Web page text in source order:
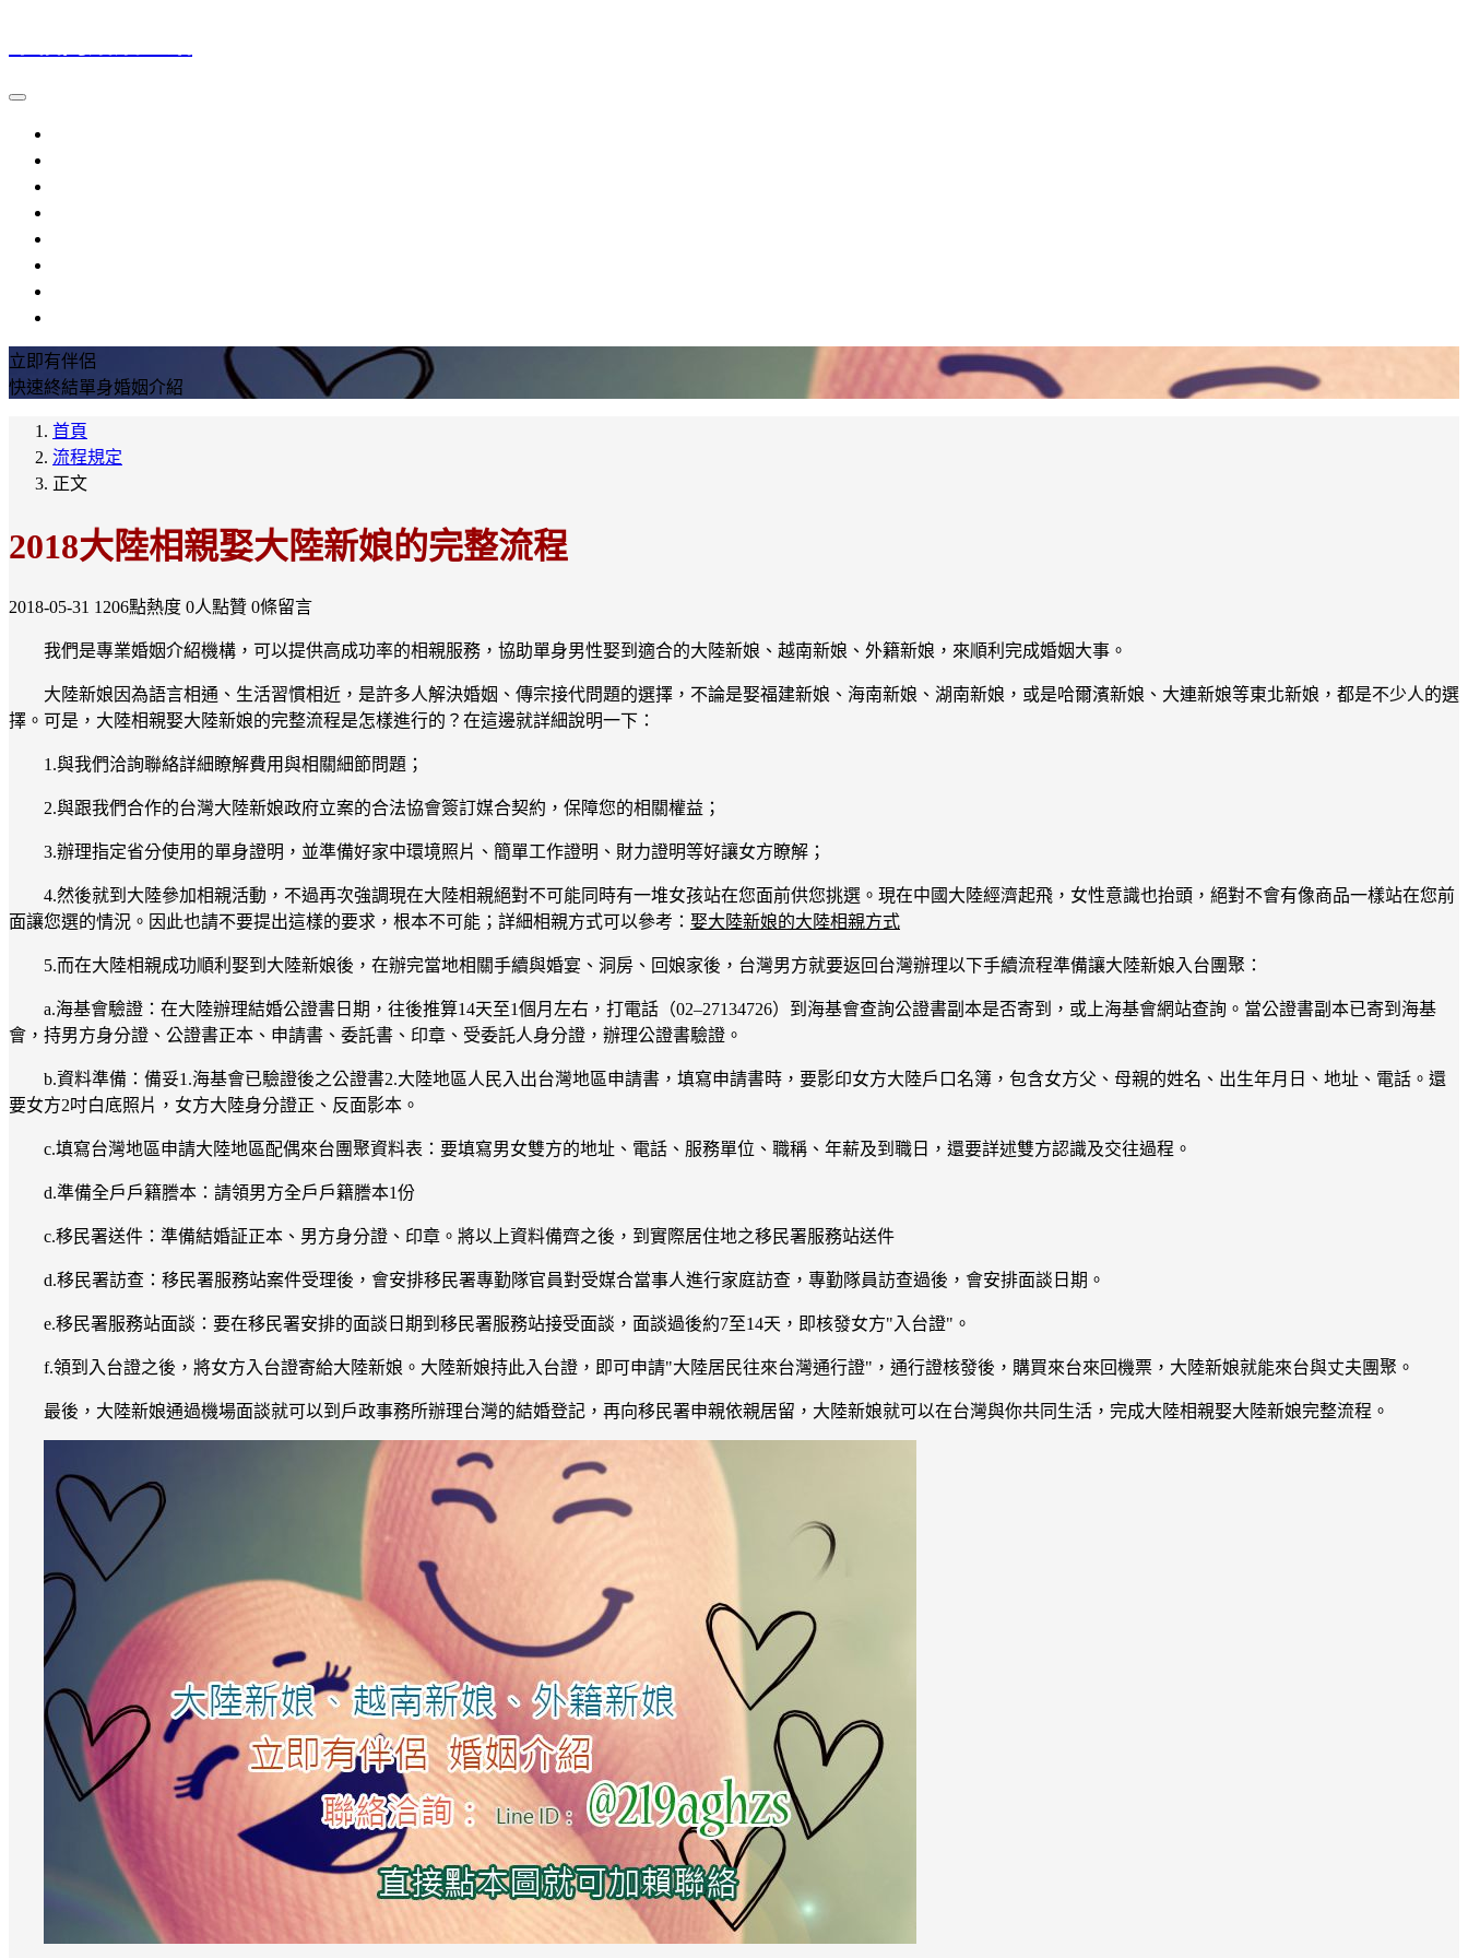
立即有伴侶
快速終結單身婚姻介紹
首頁
流程規定
正文
2018大陸相親娶大陸新娘的完整流程
2018-05-31 1206點熱度 0人點贊 0條留言
我們是專業婚姻介紹機構，可以提供高成功率的相親服務，協助單身男性娶到適合的大陸新娘、越南新娘、外籍新娘，來順利完成婚姻大事。
大陸新娘因為語言相通、生活習慣相近，是許多人解決婚姻、傳宗接代問題的選擇，不論是娶福建新娘、海南新娘、湖南新娘，或是哈爾濱新娘、大連新娘等東北新娘，都是不少人的選
擇。可是，大陸相親娶大陸新娘的完整流程是怎樣進行的？在這邊就詳細說明一下：
1.與我們洽詢聯絡詳細瞭解費用與相關細節問題；
2.與跟我們合作的台灣大陸新娘政府立案的合法協會簽訂媒合契約，保障您的相關權益；
3.辦理指定省分使用的單身證明，並準備好家中環境照片、簡單工作證明、財力證明等好讓女方瞭解；
4.然後就到大陸參加相親活動，不過再次強調現在大陸相親絕對不可能同時有一堆女孩站在您面前供您挑選。現在中國大陸經濟起飛，女性意識也抬頭，絕對不會有像商品一樣站在您前
面讓您選的情況。因此也請不要提出這樣的要求，根本不可能；詳細相親方式可以參考： 娶大陸新娘的大陸相親方式
5.而在大陸相親成功順利娶到大陸新娘後，在辦完當地相關手續與婚宴、洞房、回娘家後，台灣男方就要返回台灣辦理以下手續流程準備讓大陸新娘入台團聚：
a.海基會驗證：在大陸辦理結婚公證書日期，往後推算14天至1個月左右，打電話（02–27134726）到海基會查詢公證書副本是否寄到，或上海基會網站查詢。當公證書副本已寄到海基
會，持男方身分證、公證書正本、申請書、委託書、印章、受委託人身分證，辦理公證書驗證。
b.資料準備：備妥1.海基會已驗證後之公證書2.大陸地區人民入出台灣地區申請書，填寫申請書時，要影印女方大陸戶口名簿，包含女方父、母親的姓名、出生年月日、地址、電話。還
要女方2吋白底照片，女方大陸身分證正、反面影本。
c.填寫台灣地區申請大陸地區配偶來台團聚資料表：要填寫男女雙方的地址、電話、服務單位、職稱、年薪及到職日，還要詳述雙方認識及交往過程。
d.準備全戶戶籍謄本：請領男方全戶戶籍謄本1份
c.移民署送件：準備結婚証正本、男方身分證、印章。將以上資料備齊之後，到實際居住地之移民署服務站送件
d.移民署訪查：移民署服務站案件受理後，會安排移民署專勤隊官員對受媒合當事人進行家庭訪查，專勤隊員訪查過後，會安排面談日期。
e.移民署服務站面談：要在移民署安排的面談日期到移民署服務站接受面談，面談過後約7至14天，即核發女方"入台證"。
f.領到入台證之後，將女方入台證寄給大陸新娘。大陸新娘持此入台證，即可申請"大陸居民往來台灣通行證"，通行證核發後，購買來台來回機票，大陸新娘就能來台與丈夫團聚。
最後，大陸新娘通過機場面談就可以到戶政事務所辦理台灣的結婚登記，再向移民署申親依親居留，大陸新娘就可以在台灣與你共同生活，完成大陸相親娶大陸新娘完整流程。